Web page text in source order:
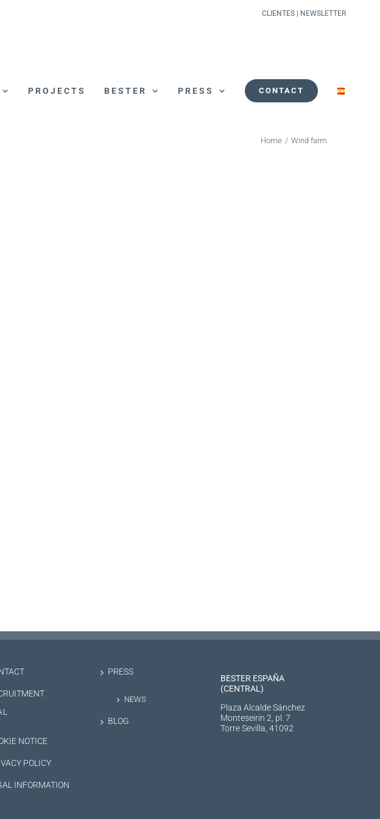
CLIENTES NEWSLETTER
PROJECTS BESTER PRESS CONTACT
Home / Wind farm
NOTICE
POLICY
INFORMATION
PRESS
NEWS
BLOG
BESTER ESPAÑA
(CENTRAL)
Plaza Alcalde Sánchez
Monteseirin 2, pl. 7
Torre Sevilla, 41092